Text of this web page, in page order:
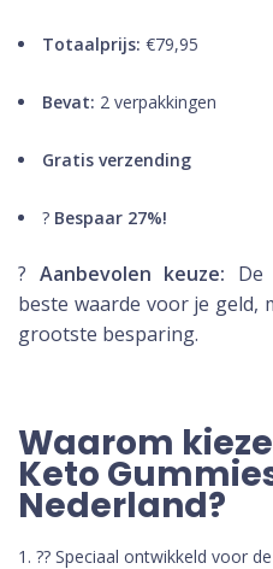
Totaalprijs: €79,95
Bevat: 2 verpakkingen
Gratis verzending
? Bespaar 27%!
? Aanbevolen keuze: De
beste waarde voor je geld,
grootste besparing.
Waarom
Keto
Nederland?
?? Speciaal ontwikkeld voor